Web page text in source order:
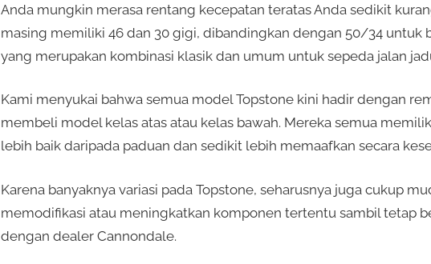
Anda mungkin merasa rentang kecepatan teratas Anda sedikit
masing memiliki 46 dan 30 gigi, dibandingkan dengan 50/34 untuk
yang merupakan kombinasi klasik dan umum untuk sepeda jalan
Kami menyukai bahwa semua model Topstone kini hadir dengan
membeli model kelas atas atau kelas bawah. Mereka semua
lebih baik daripada paduan dan sedikit lebih memaafkan secara
Karena banyaknya variasi pada Topstone, seharusnya juga cukup
memodifikasi atau meningkatkan komponen tertentu sambil tetap
dengan dealer Cannondale.